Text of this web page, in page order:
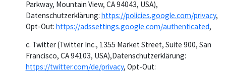
Parkway, Mountain View, CA 94043, USA),
Datenschutzerklärung: https://policies.google.com/privacy,
Opt-Out: https://adssettings.google.com/authenticated,
c. Twitter (Twitter Inc., 1355 Market Street, Suite 900, San
Francisco, CA 94103, USA),Datenschutzerklärung:
https://twitter.com/de/privacy, Opt-Out: